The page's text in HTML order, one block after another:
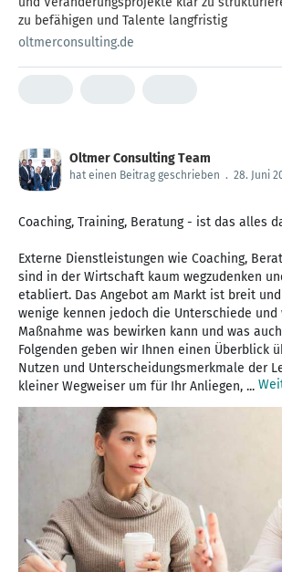
zu befähigen und Talente langfristig
oltmerconsulting.de
Oltmer Consulting Team
hat einen Beitrag geschrieben . 28. Juni
Coaching, Training, Beratung - ist das alles
Externe Dienstleistungen wie Coaching,
sind in der Wirtschaft kaum wegzudenken
etabliert. Das Angebot am Markt ist breit
wenige kennen jedoch die Unterschiede und
Maßnahme was bewirken kann und was
Folgenden geben wir Ihnen einen Überblick
Nutzen und Unterscheidungsmerkmale der
kleiner Wegweiser um für Ihr Anliegen, ...